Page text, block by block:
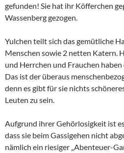
gefunden! Sie hat ihr Köfferchen
Wassenberg gezogen.
Yulchen teilt sich das gemütliche
Menschen sowie 2 netten Katern.
und Herrchen und Frauchen haben
Das ist der überaus
denn es gibt für sie nichts
Leuten zu sein.
Aufgrund ihrer Gehörlosigkeit ist
dass sie beim Gassigehen nicht
nämlich ein riesiger „Abenteuer-